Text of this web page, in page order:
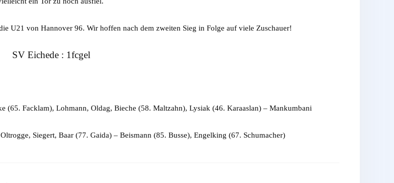
U21 von Hannover 96. Wir hoffen nach dem zweiten Sieg in Folge auf viele Zuschauer!
SV Eichede : 1fcgel
(65. Facklam), Lohmann, Oldag, Bieche (58. Maltzahn), Lysiak (46. Karaaslan) – Mankumbani
Siegert, Baar (77. Gaida) – Beismann (85. Busse), Engelking (67. Schumacher)